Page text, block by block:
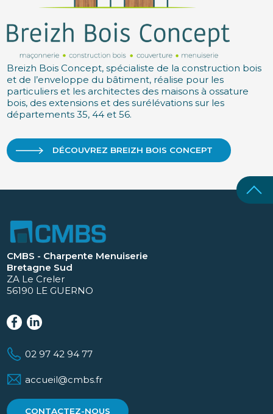
Breizh Bois Concept, spécialiste de la construction bois
et de l’enveloppe du bâtiment, réalise pour les
particuliers et les architectes des maisons à ossature
bois, des extensions et des surélévations sur les
départements 35, 44 et 56.
DÉCOUVREZ BREIZH BOIS CONCEPT
CMBS - Charpente Menuiserie
Bretagne Sud
ZA Le Creler
56190 LE GUERNO
02 97 42 94 77
accueil@cmbs.fr
CONTACTEZ-NOUS